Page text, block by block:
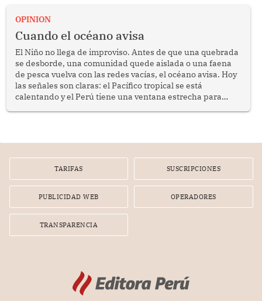
OPINION
Cuando el océano avisa
El Niño no llega de improviso. Antes de que una quebrada
se desborde, una comunidad quede aislada o una faena
de pesca vuelva con las redes vacías, el océano avisa. Hoy
las señales son claras: el Pacífico tropical se está
calentando y el Perú tiene una ventana estrecha para
TARIFAS SUSCRIPCIONES
PUBLICIDAD WEB OPERADORES
TRANSPARENCIA